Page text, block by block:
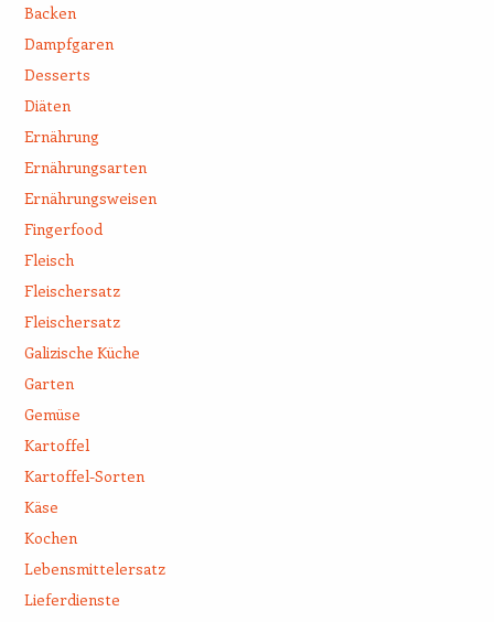
Backen
Dampfgaren
Desserts
Diäten
Ernährung
Ernährungsarten
Ernährungsweisen
Fingerfood
Fleisch
Fleischersatz
Fleischersatz
Galizische Küche
Garten
Gemüse
Kartoffel
Kartoffel-Sorten
Käse
Kochen
Lebensmittelersatz
Lieferdienste